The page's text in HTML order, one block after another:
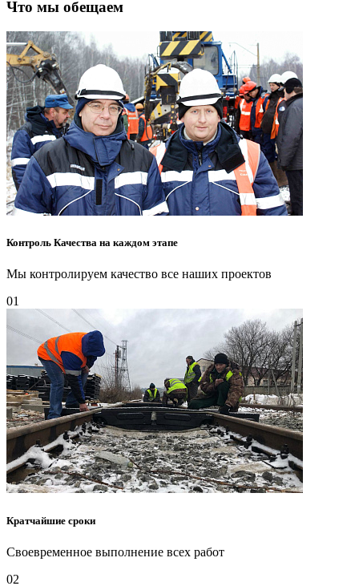
Что мы обещаем
Контроль Качества на каждом этапе
Мы контролируем качество все наших проектов
01
Кратчайшие сроки
Своевременное выполнение всех работ
02